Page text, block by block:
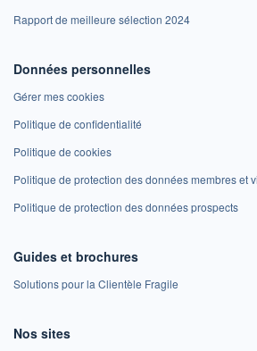
Rapport de meilleure sélection 2024
Données personnelles
Gérer mes cookies
Politique de confidentialité
Politique de cookies
Politique de protection des données membres et
Politique de protection des données prospects
Guides et brochures
Solutions pour la Clientèle Fragile
Nos sites